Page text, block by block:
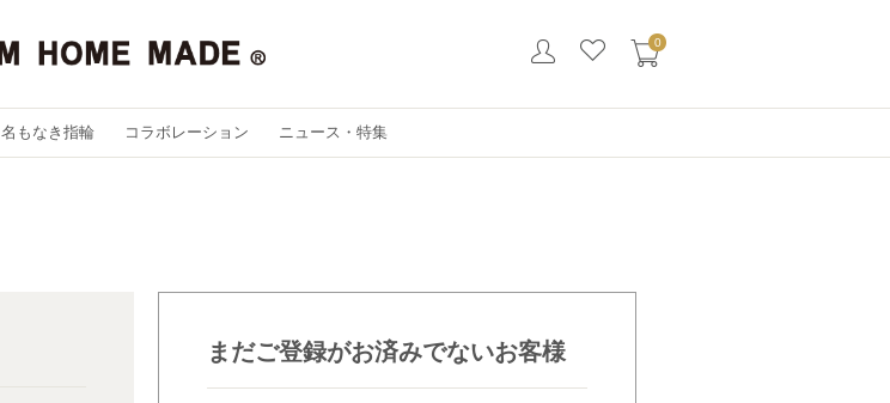
0
名もなき指輪 コラボレーション ニュース・特集
まだご登録がお済みでないお客様